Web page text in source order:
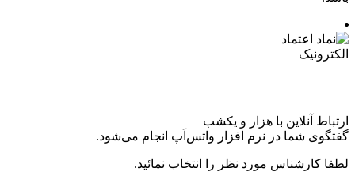
با هزار و یکشب
شما در نرم افزار واتس‌اَپ انجام می‌شود.
مورد نظر را انتخاب نمائید.